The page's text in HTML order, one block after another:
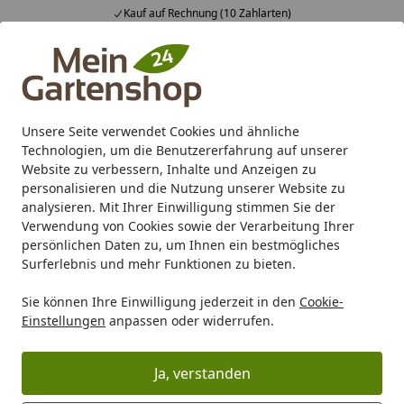
Unsere Seite verwendet Cookies und ähnliche
Technologien, um die Benutzererfahrung auf unserer
Website zu verbessern, Inhalte und Anzeigen zu
personalisieren und die Nutzung unserer Website zu
analysieren. Mit Ihrer Einwilligung stimmen Sie der
Verwendung von Cookies sowie der Verarbeitung Ihrer
persönlichen Daten zu, um Ihnen ein bestmögliches
Surferlebnis und mehr Funktionen zu bieten.
Sie können Ihre Einwilligung jederzeit in den Cookie-
Einstellungen anpassen oder widerrufen.
Ja, verstanden
Kauf auf Rechnung (10 Zahlarten)
Alle Produkte
Mein Konto
Suchen
Karibu Pools inkl. gratis Sandfilteranlage & Pool-
Starterset (Gesamtwert bis 468,99€)
Startseite
Marken Biohort Biohort FreizeitBox
Biohort FreizeitBox